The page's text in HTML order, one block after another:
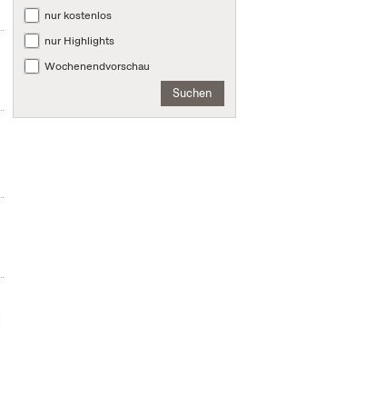
nur kostenlos
nur Highlights
Wochenendvorschau
Suchen